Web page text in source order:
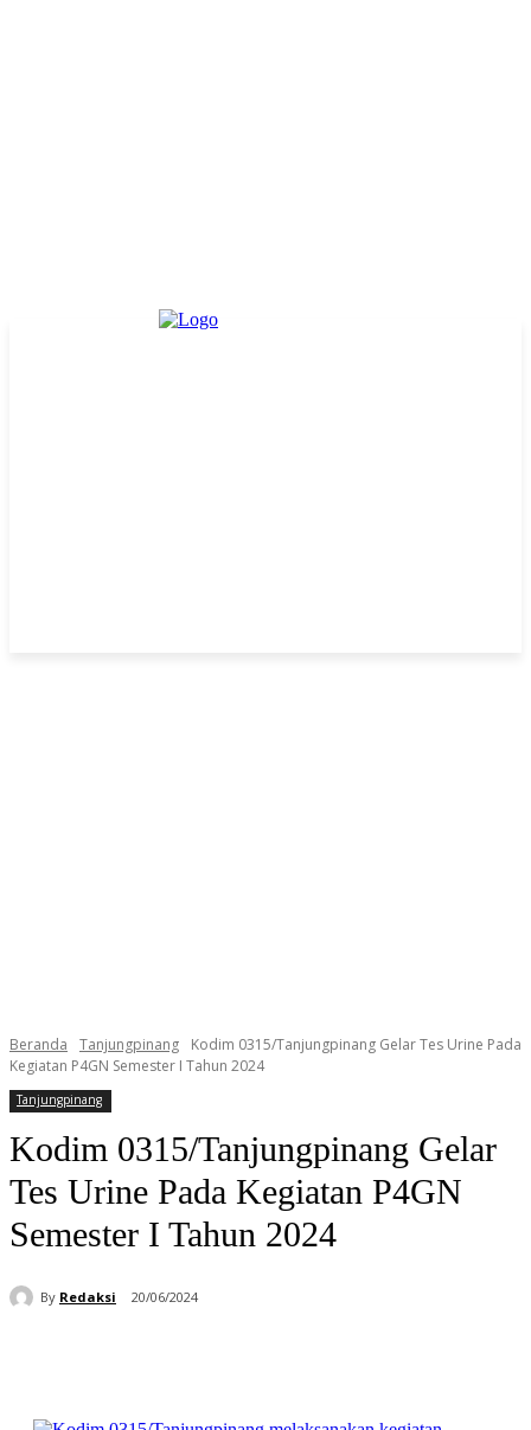
Beranda Tanjungpinang
Kodim 0315/Tanjungpinang Gelar Tes Urine Pada
Kegiatan P4GN Semester I Tahun 2024
Tanjungpinang
Kodim 0315/Tanjungpinang Gelar
Tes Urine Pada Kegiatan P4GN
Semester I Tahun 2024
By Redaksi 20/06/2024